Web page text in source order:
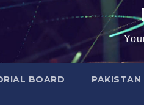
BOARD PAKISTAN